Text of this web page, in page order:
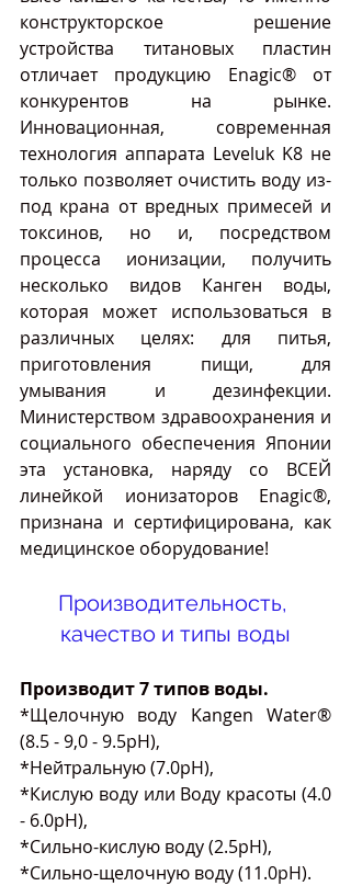
конструкторское решение
устройства титановых пластин
отличает продукцию Enagic® от
конкурентов на рынке.
Инновационная, современная
технология аппарата Leveluk K8 не
только позволяет очистить воду из-
под крана от вредных примесей и
токсинов, но и, посредством
процесса ионизации, получить
несколько видов Канген воды,
которая может использоваться в
различных целях: для питья,
приготовления пищи, для
умывания и дезинфекции.
Министерством здравоохранения и
социального обеспечения Японии
эта установка, наряду со ВСЕЙ
линейкой ионизаторов Enagic®,
признана и сертифицирована, как
медицинское оборудование!
Производительность,
качество и типы воды
Производит 7 типов воды.
*Щелочную воду Kangen Water®
(8.5 - 9,0 - 9.5pH),
*Нейтральную (7.0pH),
*Кислую воду или Воду красоты (4.0
- 6.0рН),
*Сильно-кислую воду (2.5pH),
*Сильно-щелочную воду (11.0pH).